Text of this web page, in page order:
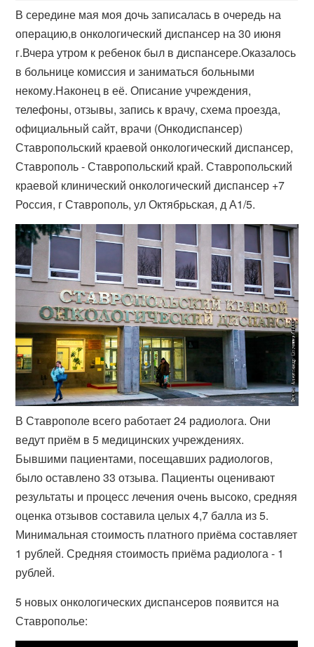
В середине мая моя дочь записалась в очередь на
операцию,в онкологический диспансер на 30 июня
г.Вчера утром к ребенок был в диспансере.Оказалось
в больнице комиссия и заниматься больными
некому.Наконец в её. Описание учреждения,
телефоны, отзывы, запись к врачу, схема проезда,
официальный сайт, врачи (Онкодиспансер)
Ставропольский краевой онкологический диспансер,
Ставрополь - Ставропольский край. Ставропольский
краевой клинический онкологический диспансер +7
Россия, г Ставрополь, ул Октябрьская, д А1/5.
В Ставрополе всего работает 24 радиолога. Они
ведут приём в 5 медицинских учреждениях.
Бывшими пациентами, посещавших радиологов,
было оставлено 33 отзыва. Пациенты оценивают
результаты и процесс лечения очень высоко, средняя
оценка отзывов составила целых 4,7 балла из 5.
Минимальная стоимость платного приёма составляет
1 рублей. Средняя стоимость приёма радиолога - 1
рублей.
5 новых онкологических диспансеров появится на
Ставрополье: